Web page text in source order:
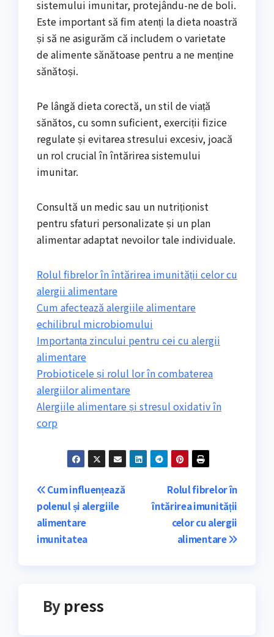
sistemului imunitar, protejându-ne de boli.
Este important să fim atenți la dieta noastră
și să ne asigurăm că includem o varietate
de alimente sănătoase pentru a ne menține
sănătoși.
Pe lângă dieta corectă, un stil de viață
sănătos, cu somn suficient, exerciții fizice
regulate și evitarea stresului excesiv, joacă
un rol crucial în întărirea sistemului
imunitar.
Consultă un medic sau un nutriționist
pentru sfaturi personalizate și un plan
alimentar adaptat nevoilor tale individuale.
Rolul fibrelor în întărirea imunității celor cu
alergii alimentare
Cum afectează alergiile alimentare
echilibrul microbiomului
Importanța zincului pentru cei cu alergii
alimentare
Probioticele și rolul lor în combaterea
alergiilor alimentare
Alergiile alimentare și stresul oxidativ în
corp
Navigare
în
articole
Rolul fibrelor în
întărirea imunității
celor cu alergii
alimentare
Cum influențează
polenul și alergiile
alimentare
imunitatea
By press